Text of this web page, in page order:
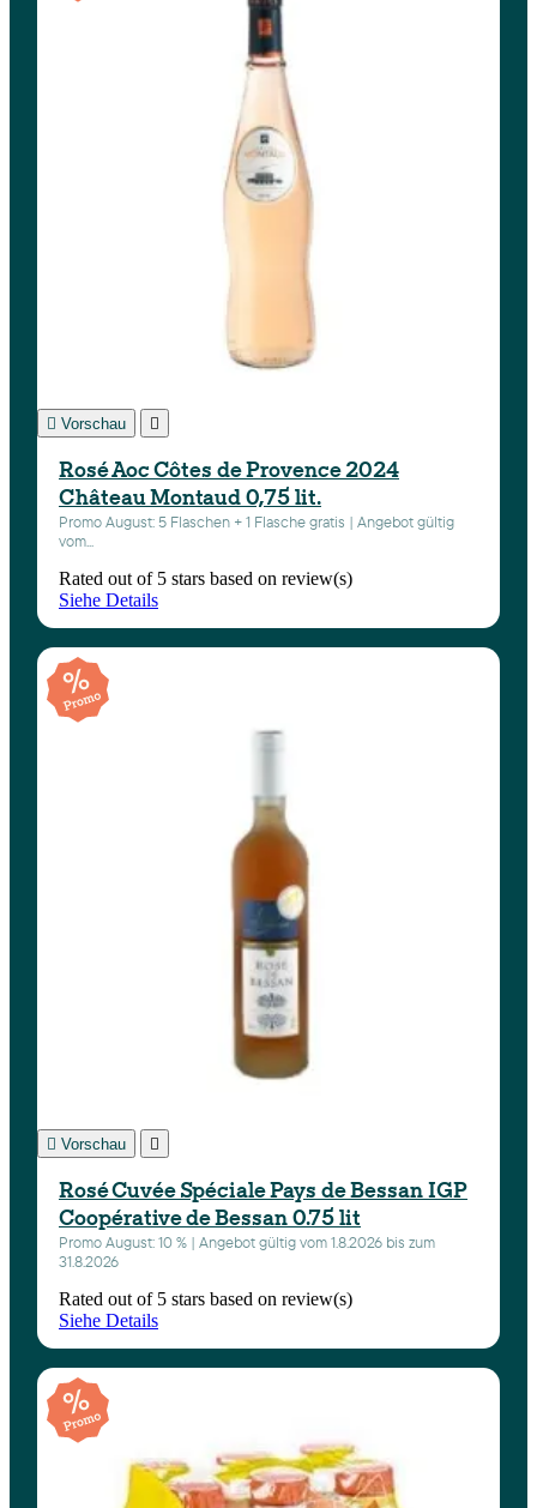
 Vorschau 
Rosé Aoc Côtes de Provence 2024
Château Montaud 0,75 lit.
Promo August: 5 Flaschen + 1 Flasche gratis | Angebot gültig
vom...
Rated out of 5 stars based on review(s)
Siehe Details
 Vorschau 
Rosé Cuvée Spéciale Pays de Bessan IGP
Coopérative de Bessan 0.75 lit
Promo August: 10 % | Angebot gültig vom 1.8.2026 bis zum
31.8.2026
Rated out of 5 stars based on review(s)
Siehe Details